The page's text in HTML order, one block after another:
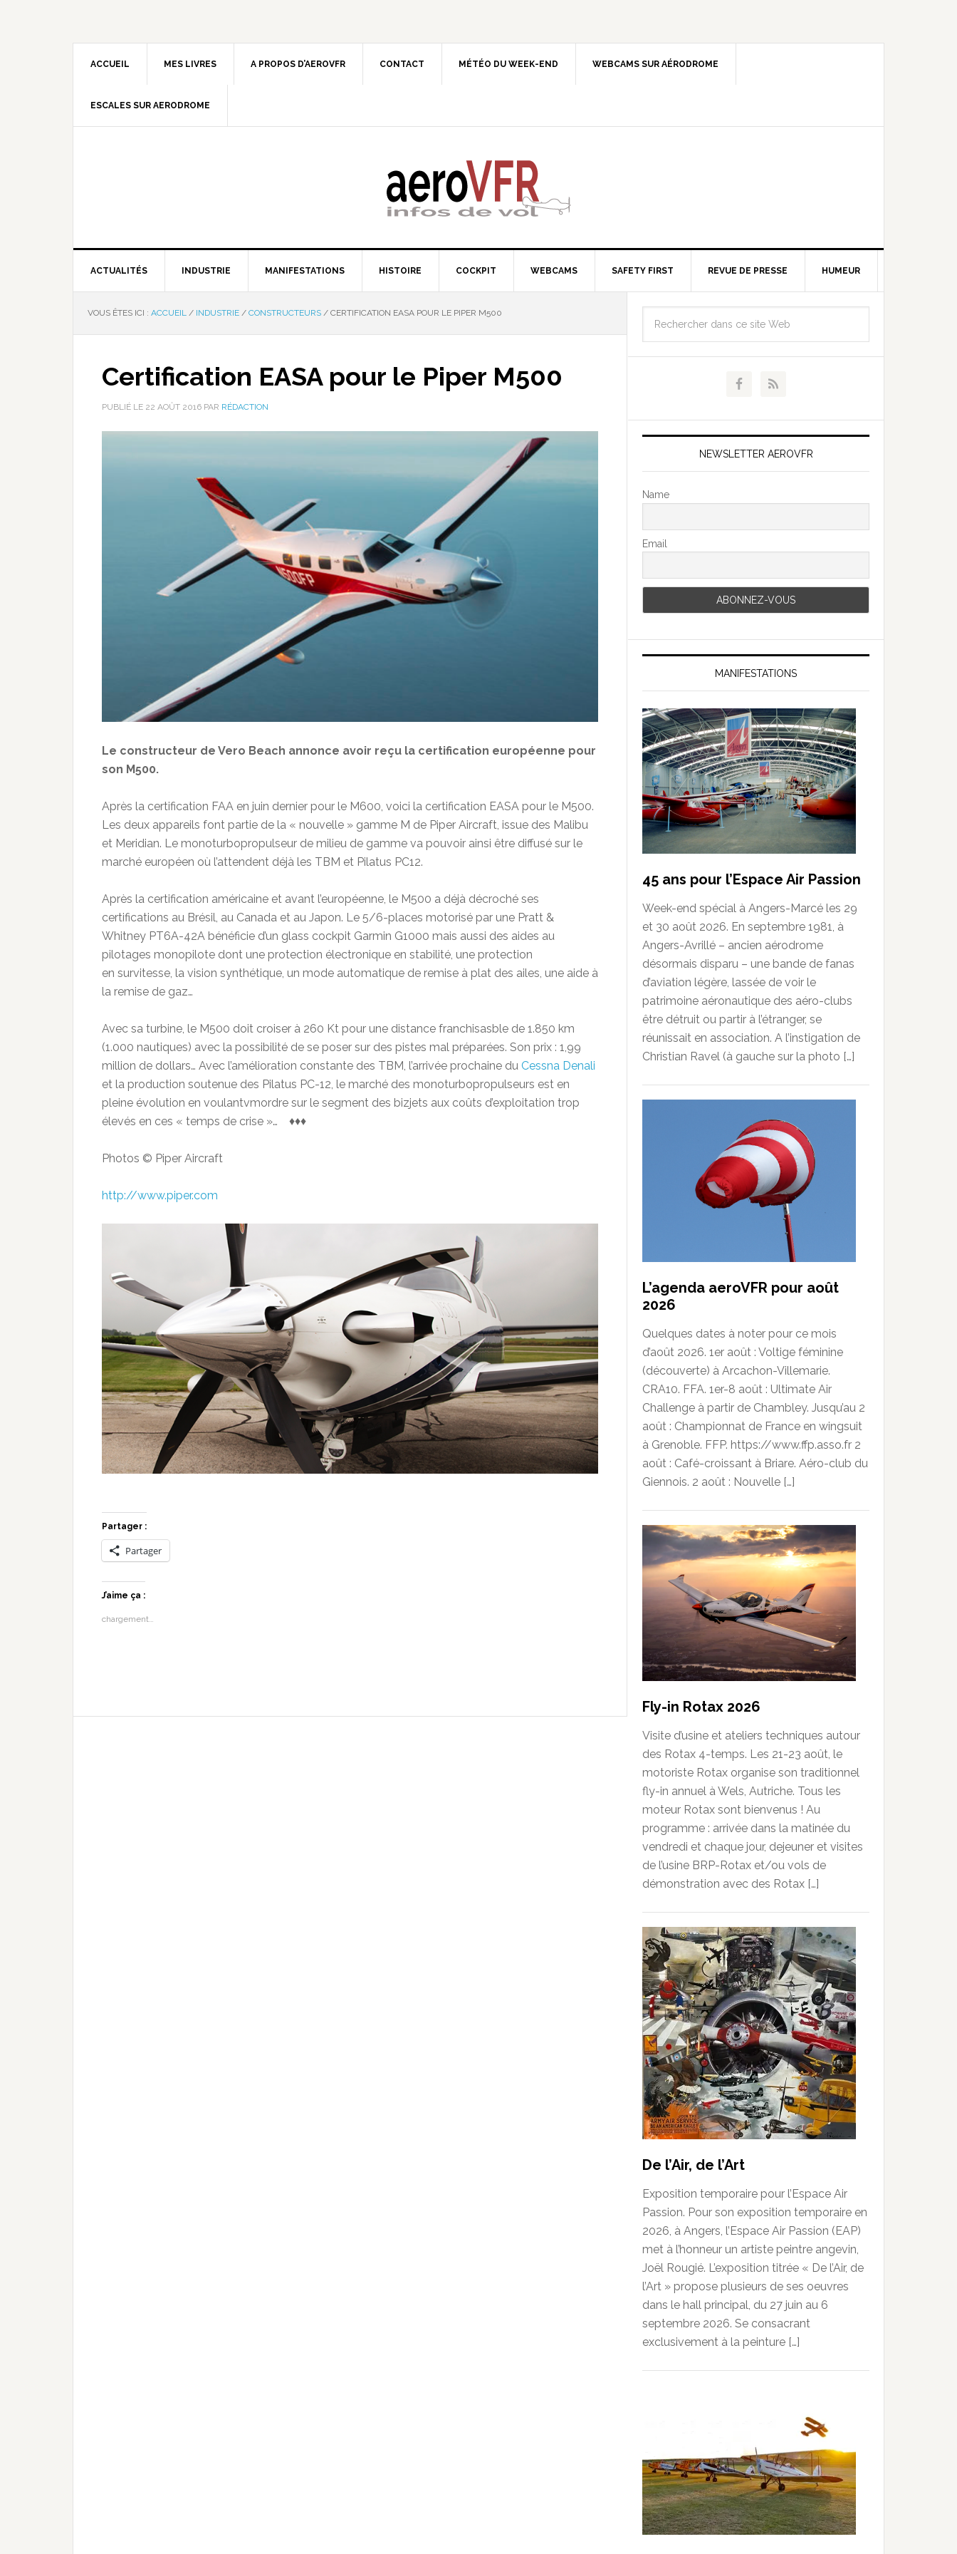
ACCUEIL MES LIVRES A PROPOS D’AEROVFR CONTACT MÉTÉO DU WEEK-END WEBCAMS SUR AÉRODROME
ESCALES SUR AERODROME
ACTUALITÉS INDUSTRIE MANIFESTATIONS HISTOIRE COCKPIT WEBCAMS SAFETY FIRST REVUE DE PRESSE HUMEUR
VOUS ÊTES ICI : ACCUEIL / INDUSTRIE / CONSTRUCTEURS / CERTIFICATION EASA POUR LE PIPER M500
Certification EASA pour le Piper M500
PUBLIÉ LE 22 AOÛT 2016 PAR RÉDACTION
Le constructeur de Vero Beach annonce avoir reçu la certification européenne pour
son M500.
Après la certification FAA en juin dernier pour le M600, voici la certification EASA pour le M500.
Les deux appareils font partie de la « nouvelle » gamme M de Piper Aircraft, issue des Malibu
et Meridian. Le monoturbopropulseur de milieu de gamme va pouvoir ainsi être diffusé sur le
marché européen où l’attendent déjà les TBM et Pilatus PC12.
Après la certification américaine et avant l’européenne, le M500 a déjà décroché ses
certifications au Brésil, au Canada et au Japon. Le 5/6-places motorisé par une Pratt &
Whitney PT6A-42A bénéficie d’un glass cockpit Garmin G1000 mais aussi des aides au
pilotages monopilote dont une protection électronique en stabilité, une protection
en survitesse, la vision synthétique, un mode automatique de remise à plat des ailes, une aide à
la remise de gaz…
Avec sa turbine, le M500 doit croiser à 260 Kt pour une distance franchisasble de 1.850 km
(1.000 nautiques) avec la possibilité de se poser sur des pistes mal préparées. Son prix : 1,99
million de dollars… Avec l’amélioration constante des TBM, l’arrivée prochaine du Cessna Denali
et la production soutenue des Pilatus PC-12, le marché des monoturbopropulseurs est en
pleine évolution en voulantvmordre sur le segment des bizjets aux coûts d’exploitation trop
élevés en ces « temps de crise »… ♦♦♦
Photos © Piper Aircraft
http://www.piper.com
Partager :
Partager
J’aime ça :
chargement…
NEWSLETTER AEROVFR
Name
Email
MANIFESTATIONS
45 ans pour l’Espace Air Passion
Week-end spécial à Angers-Marcé les 29
et 30 août 2026. En septembre 1981, à
Angers-Avrillé – ancien aérodrome
désormais disparu – une bande de fanas
d’aviation légère, lassée de voir le
patrimoine aéronautique des aéro-clubs
être détruit ou partir à l’étranger, se
réunissait en association. A l’instigation de
Christian Ravel (à gauche sur la photo […]
L’agenda aeroVFR pour août
2026
Quelques dates à noter pour ce mois
d’août 2026. 1er août : Voltige féminine
(découverte) à Arcachon-Villemarie.
CRA10. FFA. 1er-8 août : Ultimate Air
Challenge à partir de Chambley. Jusqu’au 2
août : Championnat de France en wingsuit
à Grenoble. FFP. https://www.ffp.asso.fr 2
août : Café-croissant à Briare. Aéro-club du
Giennois. 2 août : Nouvelle […]
Fly-in Rotax 2026
Visite d’usine et ateliers techniques autour
des Rotax 4-temps. Les 21-23 août, le
motoriste Rotax organise son traditionnel
fly-in annuel à Wels, Autriche. Tous les
moteur Rotax sont bienvenus ! Au
programme : arrivée dans la matinée du
vendredi et chaque jour, dejeuner et visites
de l’usine BRP-Rotax et/ou vols de
démonstration avec des Rotax […]
De l’Air, de l’Art
Exposition temporaire pour l’Espace Air
Passion. Pour son exposition temporaire en
2026, à Angers, l’Espace Air Passion (EAP)
met à l’honneur un artiste peintre angevin,
Joël Rougié. L’exposition titrée « De l’Air, de
l’Art » propose plusieurs de ses oeuvres
dans le hall principal, du 27 juin au 6
septembre 2026. Se consacrant
exclusivement à la peinture […]